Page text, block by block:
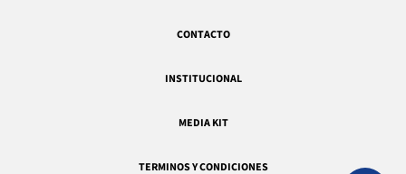
CONTACTO
INSTITUCIONAL
MEDIA KIT
TERMINOS Y CONDICIONES